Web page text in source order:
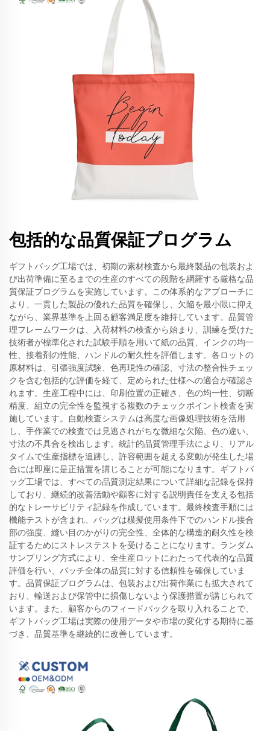
包括的な品質保証プログラム
ギフトバッグ工場では、初期の素材検査から最終製品の包装およ
び出荷準備に至るまでの生産のすべての段階を網羅する厳格な品
質保証プログラムを実施しています。この体系的なアプローチに
より、一貫した製品の優れた品質を確保し、欠陥を最小限に抑え
ながら、業界基準を上回る顧客満足度を維持しています。品質管
理フレームワークは、入荷材料の検査から始まり、訓練を受けた
技術者が標準化された試験手順を用いて紙の品質、インクの均一
性、接着剤の性能、ハンドルの耐久性を評価します。各ロットの
原材料は、引張強度試験、色再現性の確認、寸法の整合性チェッ
クを含む包括的な評価を経て、定められた仕様への適合が確認さ
れます。生産工程中には、印刷位置の正確さ、色の均一性、切断
精度、組立の完全性を監視する複数のチェックポイント検査を実
施しています。自動検査システムは高度な画像処理技術を活用
し、手作業での検査では見逃されがちな微細な欠陥、色の違い、
寸法の不具合を検出します。統計的品質管理手法により、リアル
タイムで生産指標を追跡し、許容範囲を超える変動が発生した場
合には即座に是正措置を講じることが可能になります。ギフトバ
ッグ工場では、すべての品質測定結果について詳細な記録を保持
しており、継続的改善活動や顧客に対する説明責任を支える包括
的なトレーサビリティ記録を作成しています。最終検査手順には
機能テストが含まれ、バッグは模擬使用条件下でのハンドル接合
部の強度、縫い目のかがりの完全性、全体的な構造的耐久性を検
証するためにストレステストを受けることになります。ランダム
サンプリング方式により、全生産ロットにわたって代表的な品質
評価を行い、バッチ全体の品質に対する信頼性を確保していま
す。品質保証プログラムは、包装および出荷作業にも拡大されて
おり、輸送および保管中に損傷しないよう保護措置が講じられて
います。また、顧客からのフィードバックを取り入れることで、
ギフトバッグ工場は実際の使用データや市場の変化する期待に基
づき、品質基準を継続的に改善しています。